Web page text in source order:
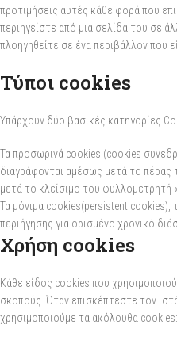
προτιμήσεις αυτές κάθε φορά που
περιηγείστε από μια σελίδα του σε
πλοηγηθείτε σε ένα περιβάλλον που
Τύποι cookies
Υπάρχουν δύο βασικές κατηγορίες
Τα προσωρινά cookies (cookies
διαγράφονται αμέσως μετά το πέρας
μετά το κλείσιμο του φυλλομετρητή
Τα μόνιμα cookies(persistent cookies),
περιήγησης για ορισμένο χρονικό
Χρήση cookies
Κάθε είδος cookies που
σκοπούς. Όταν επισκέπτεστε τον
χρησιμοποιούμε τα ακόλουθα cookies: